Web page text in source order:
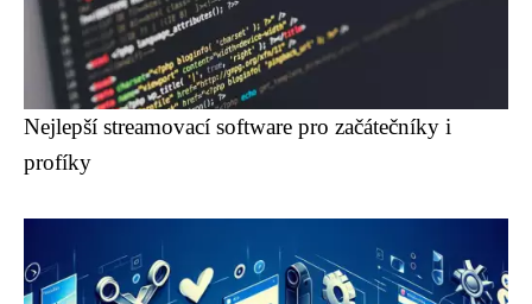
Nejlepší streamovací software pro začátečníky i
profíky